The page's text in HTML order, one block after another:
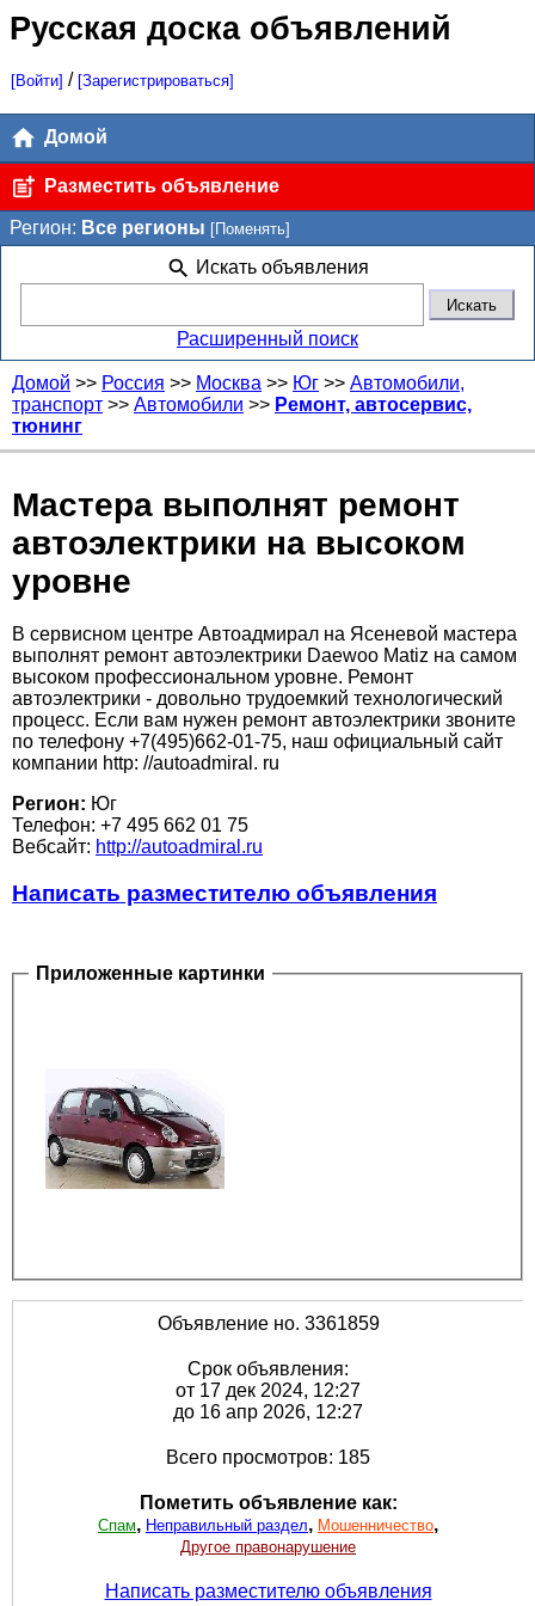
Русская доска объявлений
[Войти] / [Зарегистрироваться]
Домой
Разместить объявление
Регион: Все регионы [Поменять]
Искать объявления
Расширенный поиск
Домой >> Россия >> Москва >> Юг >> Автомобили,
транспорт >> Автомобили >> Ремонт, автосервис,
тюнинг
Мастера выполнят ремонт
автоэлектрики на высоком
уровне
В сервисном центре Автоадмирал на Ясеневой мастера
выполнят ремонт автоэлектрики Daewoo Matiz на самом
высоком профессиональном уровне. Ремонт
автоэлектрики - довольно трудоемкий технологический
процесс. Если вам нужен ремонт автоэлектрики звоните
по телефону +7(495)662-01-75, наш официальный сайт
компании http: //autoadmiral. ru
Регион: Юг
Телефон: +7 495 662 01 75
Вебсайт: http://autoadmiral.ru
Написать разместителю объявления
Приложенные картинки
Объявление но. 3361859
Срок объявления:
от 17 дек 2024, 12:27
до 16 апр 2026, 12:27
Всего просмотров: 185
Пометить объявление как:
Спам, Неправильный раздел, Мошенничество,
Другое правонарушение
Написать разместителю объявления